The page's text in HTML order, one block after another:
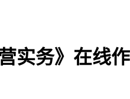
实务》在线